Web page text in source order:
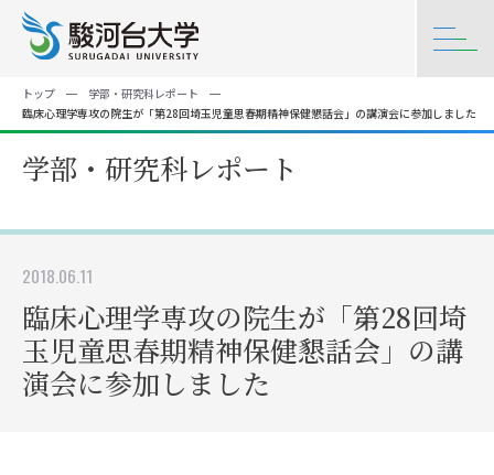
トップ
学部・研究科レポート
臨床心理学専攻の院生が「第28回埼玉児童思春期精神保健懇話会」の講演会に参加しました
学部・研究科レポート
2018.06.11
臨床心理学専攻の院生が「第28回埼
玉児童思春期精神保健懇話会」の講
演会に参加しました